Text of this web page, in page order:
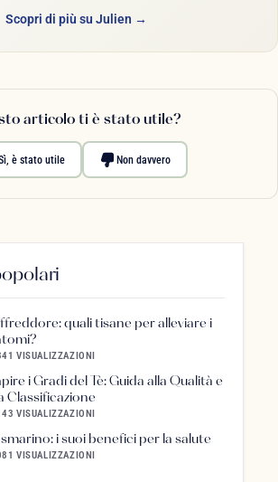
Scopri di più su Julien →
articolo ti è stato utile?
è stato utile Non davvero
quali tisane per alleviare i
VISUALIZZAZIONI
i Gradi del Tè: Guida alla Qualità e
Classificazione
VISUALIZZAZIONI
i suoi benefici per la salute
VISUALIZZAZIONI